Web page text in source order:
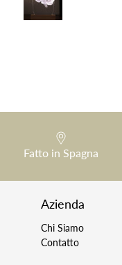
Fatto in Spagna
Azienda
Chi Siamo
Contatto